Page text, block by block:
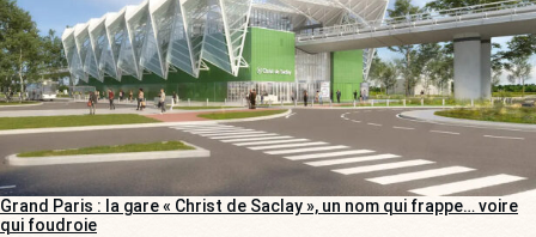
Grand Paris : la gare « Christ de Saclay », un nom qui frappe… voire
qui foudroie